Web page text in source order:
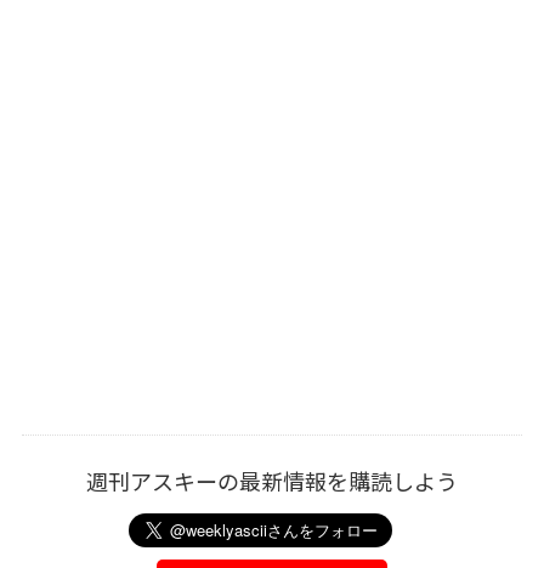
週刊アスキーの最新情報を購読しよう